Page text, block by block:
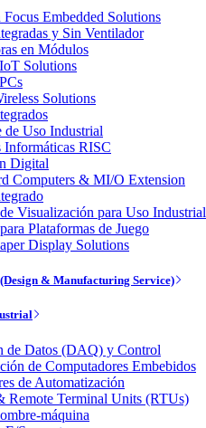
Embedded Solutions
y Sin Ventilador
en Módulos
Solutions
Solutions
de Uso Industrial
Informáticas RISC
Digital
Computers & MI/O Extension
Visualización para Uso Industrial
Plataformas de Juego
Display Solutions
& Manufacturing Service)
de Datos (DAQ) y Control
de Computadores Embebidos
de Automatización
Remote Terminal Units (RTUs)
máquina